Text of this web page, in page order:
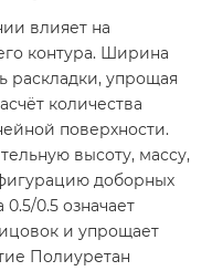
влияет на
контура. Ширина
раскладки, упрощая
количества
поверхности.
высоту, массу,
доборных
0.5 означает
и упрощает
Полиуретан